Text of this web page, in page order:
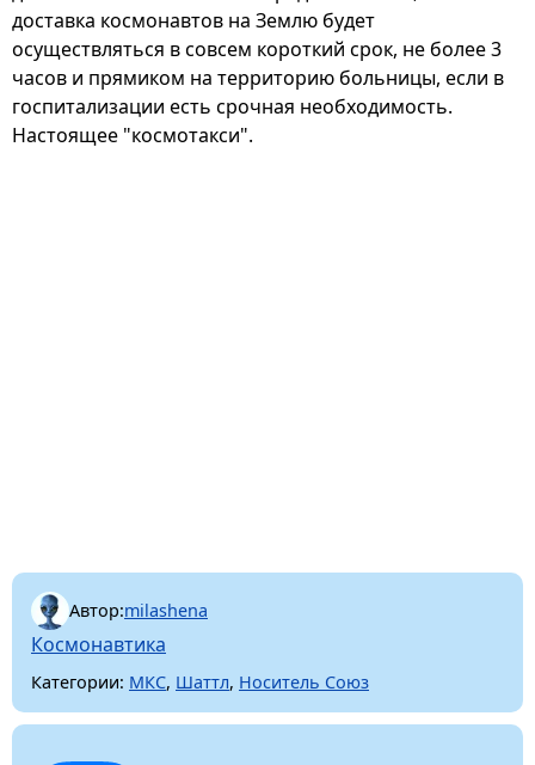
доставка космонавтов на Землю будет
осуществляться в совсем короткий срок, не более 3
часов и прямиком на территорию больницы, если в
госпитализации есть срочная необходимость.
Настоящее "космотакси".
Автор:milashena
Космонавтика
Категории: МКС, Шаттл, Носитель Союз